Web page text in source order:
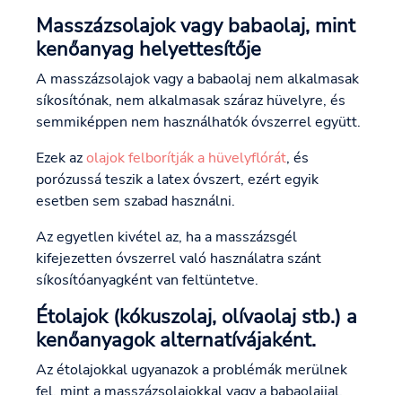
Masszázsolajok vagy babaolaj, mint
kenőanyag helyettesítője
A masszázsolajok vagy a babaolaj nem alkalmasak
síkosítónak, nem alkalmasak száraz hüvelyre, és
semmiképpen nem használhatók óvszerrel együtt.
Ezek azolajok felborítják a hüvelyflórát, és
porózussá teszik a latex óvszert, ezért egyik
esetben sem szabad használni.
Az egyetlen kivétel az, ha a masszázsgél
kifejezetten óvszerrel való használatra szánt
síkosítóanyagként van feltüntetve.
Étolajok (kókuszolaj, olívaolaj stb.) a
kenőanyagok alternatívájaként.
Az étolajokkal ugyanazok a problémák merülnek